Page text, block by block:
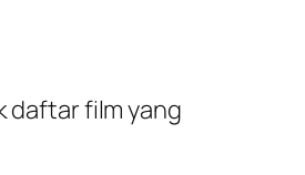
daftar film yang